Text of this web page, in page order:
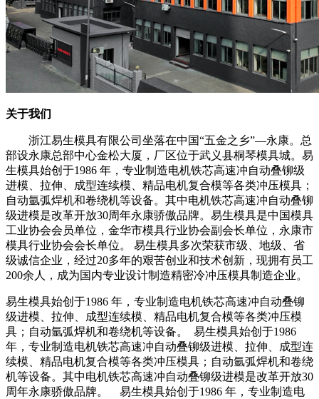
关于我们
浙江易生模具有限公司坐落在中国“五金之乡”—永康。总
部设永康总部中心金松大厦，厂区位于武义县桐琴模具城。易
生模具始创于1986 年，专业制造电机铁芯高速冲自动叠铆级
进模、拉伸、成型连续模、精品电机复合模等各类冲压模具；
自动氩弧焊机和卷绕机等设备。其中电机铁芯高速冲自动叠铆
级进模是改革开放30周年永康骄傲品牌。易生模具是中国模具
工业协会会员单位，金华市模具行业协会副会长单位，永康市
模具行业协会会长单位。 易生模具多次荣获市级、地级、省
级诚信企业，经过20多年的艰苦创业和技术创新，现拥有员工
200余人，成为国内专业设计制造精密冷冲压模具制造企业。
易生模具始创于1986 年，专业制造电机铁芯高速冲自动叠铆
级进模、拉伸、成型连续模、精品电机复合模等各类冲压模
具；自动氩弧焊机和卷绕机等设备。 易生模具始创于1986
年，专业制造电机铁芯高速冲自动叠铆级进模、拉伸、成型连
续模、精品电机复合模等各类冲压模具；自动氩弧焊机和卷绕
机等设备。其中电机铁芯高速冲自动叠铆级进模是改革开放30
周年永康骄傲品牌。 易生模具始创于1986 年，专业制造电